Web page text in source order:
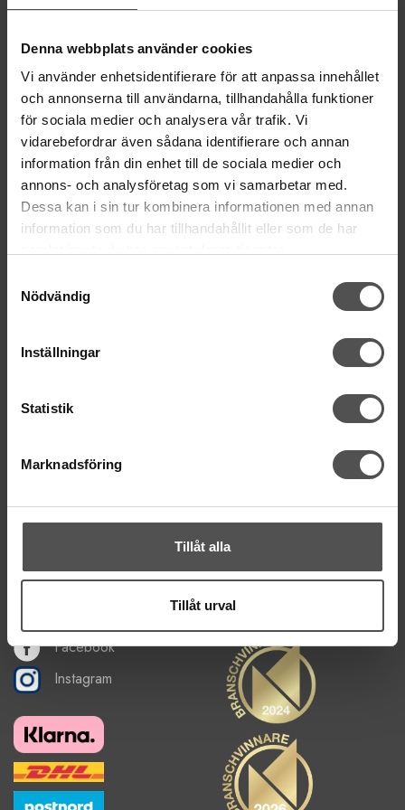
Denna webbplats använder cookies
Vi använder enhetsidentifierare för att anpassa innehållet
och annonserna till användarna, tillhandahålla funktioner
för sociala medier och analysera vår trafik. Vi
vidarebefordrar även sådana identifierare och annan
information från din enhet till de sociala medier och
annons- och analysföretag som vi samarbetar med.
Dessa kan i sin tur kombinera informationen med annan
information som du har tillhandahållit eller som de har
Nödvändig
Inställningar
Statistik
Marknadsföring
Tillåt alla
Tillåt urval
Lörd Stängt Juli-Aug
© Copyrightskyddat material på sidan. Sevillkor
HANDLA
Villkor
Kontakta oss
Mina favoriter
Logga in
Köp presentkort
Köpguide symaskin
Hitta till vår butik
Nyhetsbrev
De uppgifter du matar in kommer endast användas till våra nyhetsbrev.
Facebook
Instagram